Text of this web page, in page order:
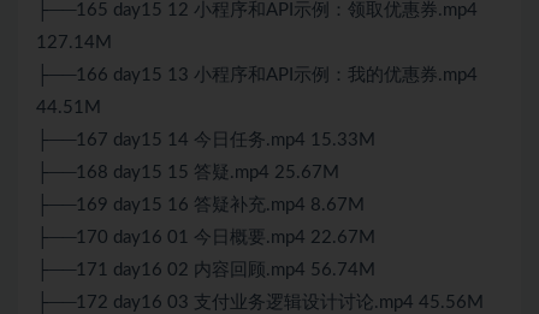
├──165 day15 12 小程序和API示例：领取优惠券.mp4
127.14M
├──166 day15 13 小程序和API示例：我的优惠券.mp4
44.51M
├──167 day15 14 今日任务.mp4 15.33M
├──168 day15 15 答疑.mp4 25.67M
├──169 day15 16 答疑补充.mp4 8.67M
├──170 day16 01 今日概要.mp4 22.67M
├──171 day16 02 内容回顾.mp4 56.74M
├──172 day16 03 支付业务逻辑设计讨论.mp4 45.56M